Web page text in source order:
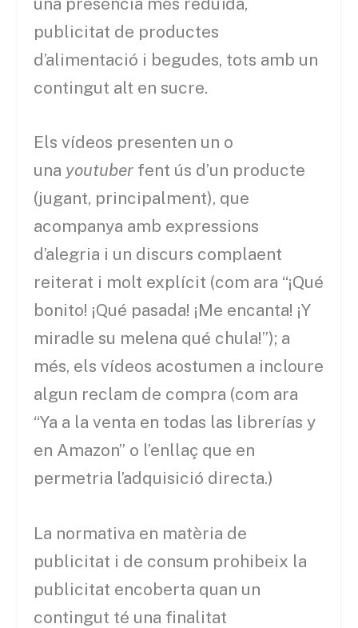
publicitat de productes
d’alimentació i begudes, tots amb un
contingut alt en sucre.
Els vídeos presenten un o
una youtuber fent ús d’un producte
(jugant, principalment), que
acompanya amb expressions
d’alegria i un discurs complaent
reiterat i molt explícit (com ara “¡Qué
bonito! ¡Qué pasada! ¡Me encanta! ¡Y
miradle su melena qué chula!”); a
més, els vídeos acostumen a incloure
algun reclam de compra (com ara
“Ya a la venta en todas las librerías y
en Amazon” o l’enllaç que en
permetria l’adquisició directa.)
La normativa en matèria de
publicitat i de consum prohibeix la
publicitat encoberta quan un
contingut té una finalitat